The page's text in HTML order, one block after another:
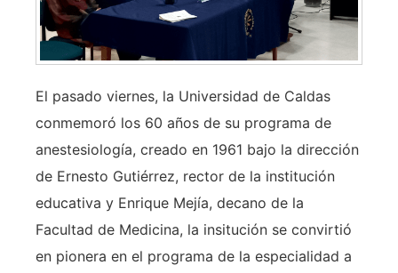
El pasado viernes, la Universidad de Caldas
conmemoró los 60 años de su programa de
anestesiología, creado en 1961 bajo la dirección
de Ernesto Gutiérrez, rector de la institución
educativa y Enrique Mejía, decano de la
Facultad de Medicina, la insitución se convirtió
en pionera en el programa de la especialidad a